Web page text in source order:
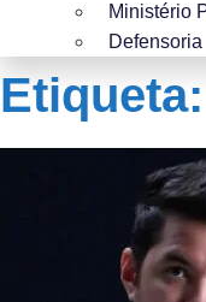
Ministério
Defensoria